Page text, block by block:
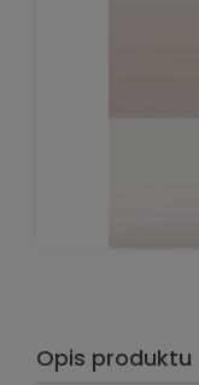
Opis produktu